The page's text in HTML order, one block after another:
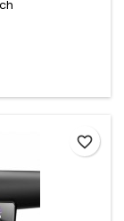
favorite_border